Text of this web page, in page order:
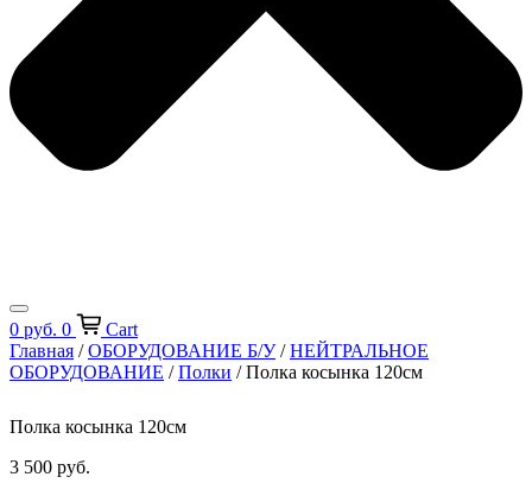
0 руб. 0
Cart
Главная /ОБОРУДОВАНИЕ Б/У/НЕЙТРАЛЬНОЕ
ОБОРУДОВАНИЕ /Полки / Полка косынка 120см
Полка косынка 120см
3 500 руб.